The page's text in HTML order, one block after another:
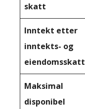
skatt
Inntekt etter
inntekts- og
eiendomsskatt
Maksimal
disponibel